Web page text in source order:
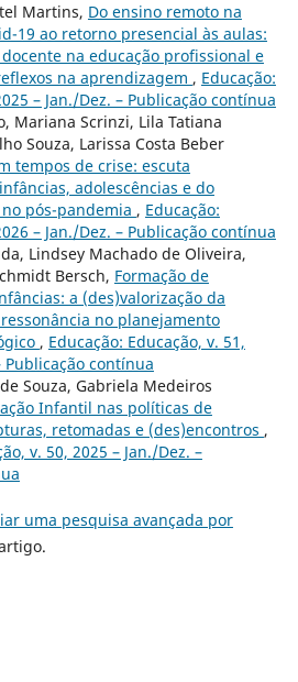
Martins, Do ensino remoto na
19 ao retorno presencial às aulas:
na educação profissional e
na aprendizagem , Educação:
– Jan./Dez. – Publicação contínua
Mariana Scrinzi, Lila Tatiana
Souza, Larissa Costa Beber
tempos de crise: escuta
adolescências e do
pós-pandemia , Educação:
– Jan./Dez. – Publicação contínua
Lindsey Machado de Oliveira,
Bersch, Formação de
a (des)valorização da
no planejamento
, Educação: Educação, v. 51,
Publicação contínua
Souza, Gabriela Medeiros
Infantil nas políticas de
retomadas e (des)encontros ,
v. 50, 2025 – Jan./Dez. –
uma pesquisa avançada por